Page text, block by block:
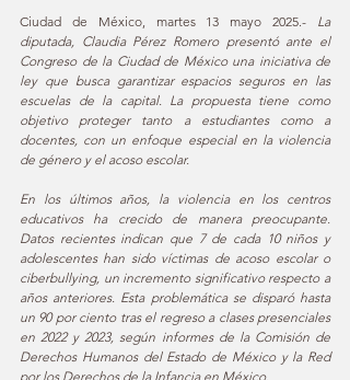
Ciudad de México, martes 13 mayo 2025.- La
diputada, Claudia Pérez Romero presentó ante el
Congreso de la Ciudad de México una iniciativa de
ley que busca garantizar espacios seguros en las
escuelas de la capital. La propuesta tiene como
objetivo proteger tanto a estudiantes como a
docentes, con un enfoque especial en la violencia
de género y el acoso escolar.
En los últimos años, la violencia en los centros
educativos ha crecido de manera preocupante.
Datos recientes indican que 7 de cada 10 niños y
adolescentes han sido víctimas de acoso escolar o
ciberbullying, un incremento significativo respecto a
años anteriores. Esta problemática se disparó hasta
un 90 por ciento tras el regreso a clases presenciales
en 2022 y 2023, según informes de la Comisión de
Derechos Humanos del Estado de México y la Red
por los Derechos de la Infancia en México.